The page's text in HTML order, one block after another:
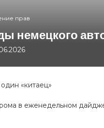
прав
немецкого
«китаец»
в еженедельном